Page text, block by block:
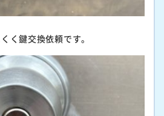
く鍵交換依頼です。